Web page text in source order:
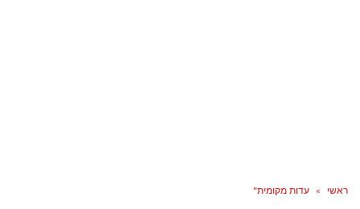
ראשי » עדות מקומית"